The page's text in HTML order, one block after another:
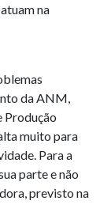
na
da ANM,
Produção
muito para
Para a
parte e não
previsto na